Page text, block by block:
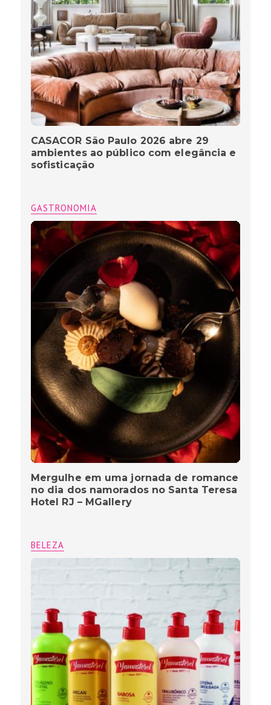
CASACOR São Paulo 2026 abre 29
ambientes ao público com elegância e
sofisticação
GASTRONOMIA
Mergulhe em uma jornada de romance
no dia dos namorados no Santa Teresa
Hotel RJ – MGallery
BELEZA